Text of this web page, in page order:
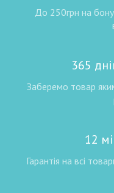
До 250грн на
365
Заберемо товар
12
Гарантія на всі